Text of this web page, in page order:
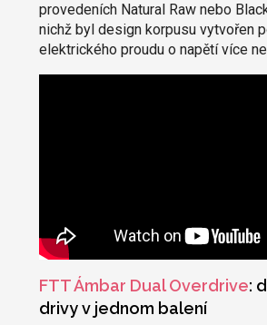
provedeních Natural Raw nebo
nichž byl design korpusu vytvořen
elektrického proudu o napětí více
FTT Ámbar Dual Overdrive:
drivy v jednom balení